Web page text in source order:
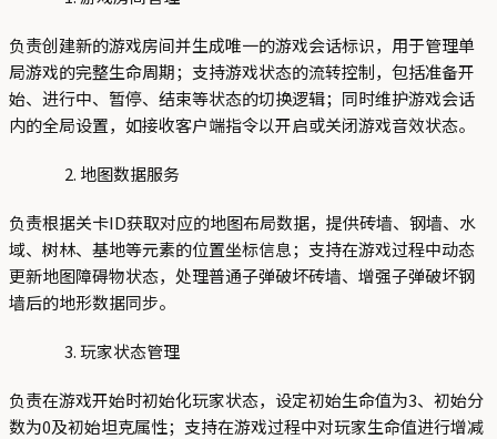
负责创建新的游戏房间并生成唯一的游戏会话标识，用于管理单
局游戏的完整生命周期；支持游戏状态的流转控制，包括准备开
始、进行中、暂停、结束等状态的切换逻辑；同时维护游戏会话
内的全局设置，如接收客户端指令以开启或关闭游戏音效状态。
地图数据服务
负责根据关卡ID获取对应的地图布局数据，提供砖墙、钢墙、水
域、树林、基地等元素的位置坐标信息；支持在游戏过程中动态
更新地图障碍物状态，处理普通子弹破坏砖墙、增强子弹破坏钢
墙后的地形数据同步。
玩家状态管理
负责在游戏开始时初始化玩家状态，设定初始生命值为3、初始分
数为0及初始坦克属性；支持在游戏过程中对玩家生命值进行增减